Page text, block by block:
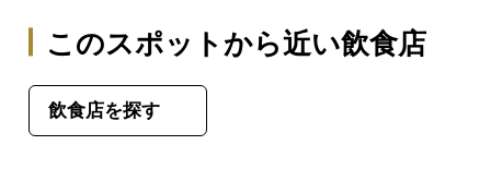
このスポットから近い飲食店
飲食店を探す